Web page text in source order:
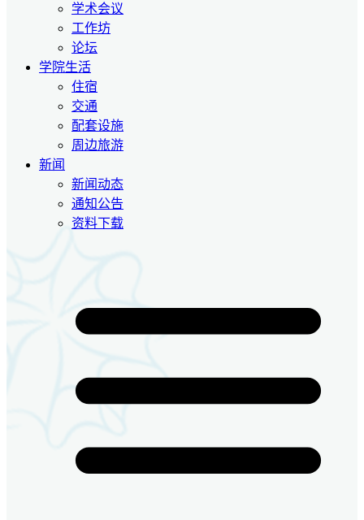
学术会议
工作坊
论坛
学院生活
住宿
交通
配套设施
周边旅游
新闻
新闻动态
通知公告
资料下载